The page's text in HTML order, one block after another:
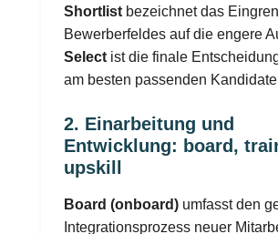
Shortlistbezeichnet das
Bewerberfeldes auf die engere
Selectist die finale
am besten passenden
2. Einarbeitung und
Entwicklung: board,
upskill
Board (onboard)umfasst den
Integrationsprozess neuer